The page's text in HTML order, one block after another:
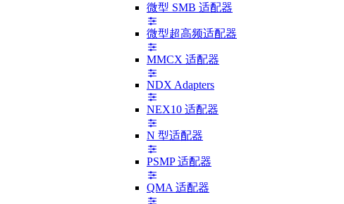
微型 SMB 适配器
微型超高频适配器
MMCX 适配器
NDX Adapters
NEX10 适配器
N 型适配器
PSMP 适配器
QMA 适配器